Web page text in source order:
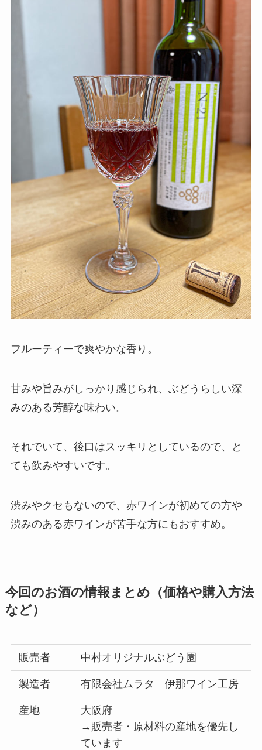
フルーティーで爽やかな香り。
甘みや旨みがしっかり感じられ、ぶどうらしい深
みのある芳醇な味わい。
それでいて、後口はスッキリとしているので、と
ても飲みやすいです。
渋みやクセもないので、赤ワインが初めての方や
渋みのある赤ワインが苦手な方にもおすすめ。
今回のお酒の情報まとめ（価格や購入方法
など）
販売者 中村オリジナルぶどう園
製造者 有限会社ムラタ 伊那ワイン工房
産地
大阪府
→販売者・原材料の産地を優先し
ています